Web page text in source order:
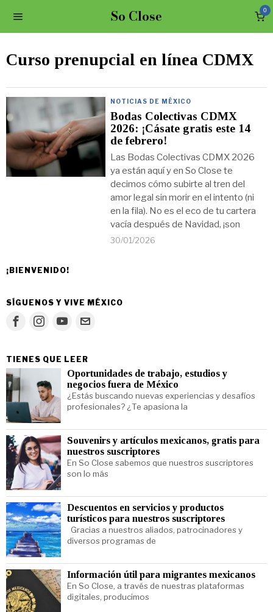
So Close 0
Curso prenupcial en línea CDMX
NOTICIAS DE MÉXICO
Bodas Colectivas CDMX
2026: ¡Cásate gratis este 14
de febrero!
Las Bodas Colectivas CDMX 2026
ya están aquí y en So Close te
decimos cómo subirte al tren del
amor legal sin morir en el intento (ni
en la fila). No es el eco de tu cartera
vacía después de Navidad, ¡son
30/01/2026
¡BIENVENIDO!
SÍGUENOS Y VIVE MÉXICO
TIENES QUE LEER
Oportunidades de trabajo, estudios y
negocios fuera de México
¿Estás buscando nuevas experiencias y desafíos
profesionales? ¿Te apasiona la
Souvenirs y artículos mexicanos, gratis para
nuestros suscriptores
En So Close sabemos que nuestros suscriptores
son lo más
Descuentos en servicios y productos
turísticos para nuestros suscriptores
Gracias a nuestros aliados, patrocinadores y
diversos programas de
Información útil para migrantes mexicanos
En So Close, a través de nuestras plataformas
digitales, producimos